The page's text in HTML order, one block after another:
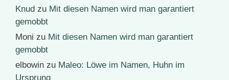
Knud zu Mit diesen Namen wird man garantiert
gemobbt
Moni zu Mit diesen Namen wird man garantiert
gemobbt
elbowin zu Maleo: Löwe im Namen, Huhn im
Ursprung